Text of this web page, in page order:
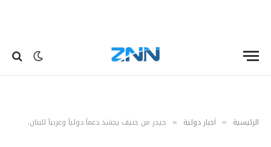
الرئيسية » أخبار دولية » حيدر من جنيف يحشد دعماً دولياً وعربياً للبنان.